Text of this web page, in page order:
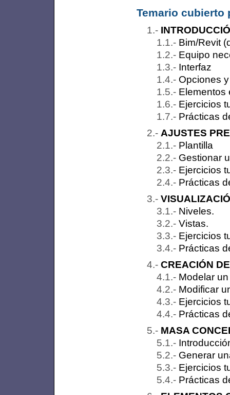
Temario cubierto
Bim/Revit
Equipo
Interfaz
Opciones
Elementos
Ejercicios
Prácticas
AJUSTES
Plantilla
Gestionar
Ejercicios
Prácticas
Niveles.
Vistas.
Ejercicios
Prácticas
CREACIÓN
Modelar
Modificar
Ejercicios
Prácticas
MASA
Generar
Ejercicios
Prácticas